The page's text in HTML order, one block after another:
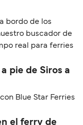
bordo de los
buscador de
real para ferries
pie de Siros a
Blue Star Ferries
el ferry de